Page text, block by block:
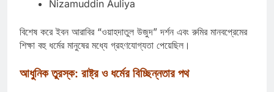
Nizamuddin Auliya
বিশেষ করে ইবন আরাবির “ওয়াহদাতুল উজুদ” দর্শন এবং রুমির মানবপ্রেমের
শিক্ষা বহু ধর্মের মানুষের মধ্যে গ্রহণযোগ্যতা পেয়েছিল।
আধুনিক তুরস্ক: রাষ্ট্র ও ধর্মের বিচ্ছিন্নতার পথ